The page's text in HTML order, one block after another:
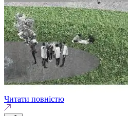
Читати повністю